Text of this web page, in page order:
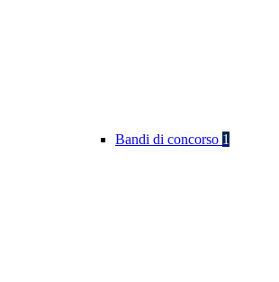
Bandi di concorso 1